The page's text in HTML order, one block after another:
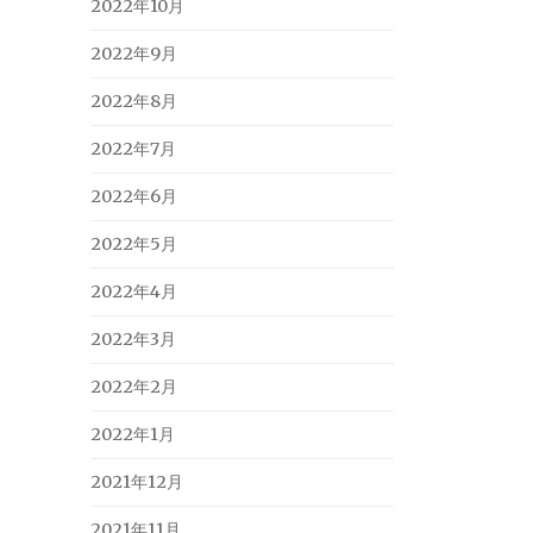
2022年10月
2022年9月
2022年8月
2022年7月
2022年6月
2022年5月
2022年4月
2022年3月
2022年2月
2022年1月
2021年12月